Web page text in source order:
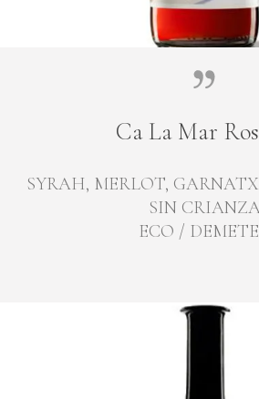
Ca La Mar
SYRAH, MERLOT,
SIN
ECO /